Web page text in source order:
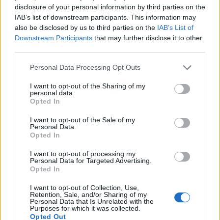
disclosure of your personal information by third parties on the
IAB’s list of downstream participants. This information may
also be disclosed by us to third parties on the IAB’s List of
Downstream Participants that may further disclose it to other
Personal Data Processing Opt Outs
I want to opt-out of the Sharing of my
personal data.
Opted In
I want to opt-out of the Sale of my
Personal Data.
Opted In
I want to opt-out of processing my
Personal Data for Targeted Advertising.
Opted In
I want to opt-out of Collection, Use,
Retention, Sale, and/or Sharing of my
Personal Data that Is Unrelated with the
Purposes for which it was collected.
Opted Out
Cattivissimo me
Cattivissimo me 2
Cattivissimo me 3
I mercenari – The Expendables disponibile su Prime Video
I mercenari 2
I mercenari 3
I Puffi saga | 4 febbraio
I Puffi
I Puffi 2
Dragon Ball Z saga
Dragon Ball Z: La vendetta divina
Dragon Ball Z: Il più forte del mondo
C’era una volta… a Hollywood | 20 febbraio